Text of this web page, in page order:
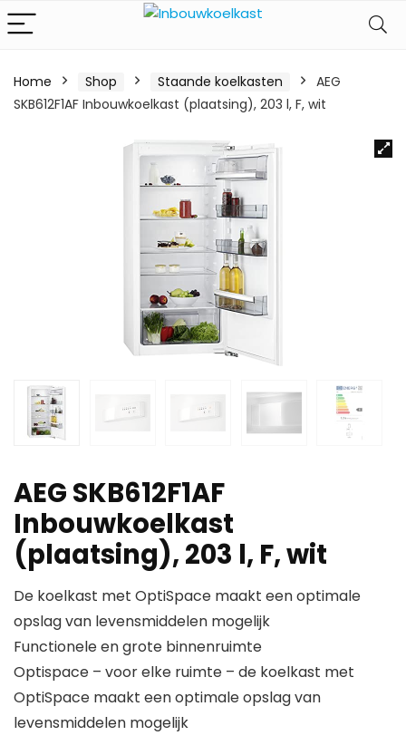
Home Shop Staande koelkasten
AEG
SKB612F1AF Inbouwkoelkast (plaatsing), 203 l, F, wit
AEG SKB612F1AF
Inbouwkoelkast
(plaatsing), 203 l, F, wit
De koelkast met OptiSpace maakt een optimale
opslag van levensmiddelen mogelijk
Functionele en grote binnenruimte
Optispace – voor elke ruimte – de koelkast met
OptiSpace maakt een optimale opslag van
levensmiddelen mogelijk